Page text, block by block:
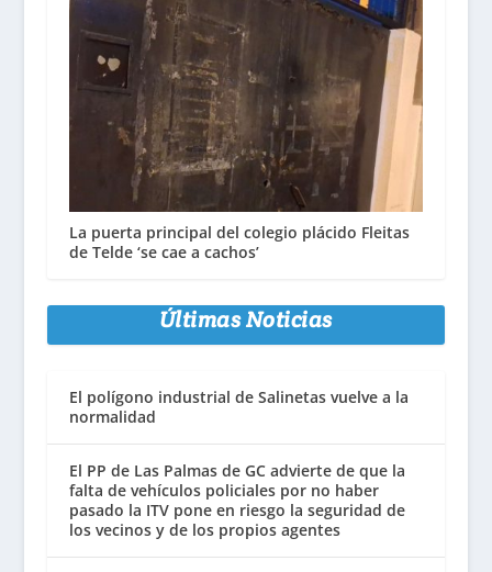
La puerta principal del colegio plácido Fleitas
de Telde ‘se cae a cachos’
Últimas Noticias
El polígono industrial de Salinetas vuelve a la
normalidad
El PP de Las Palmas de GC advierte de que la
falta de vehículos policiales por no haber
pasado la ITV pone en riesgo la seguridad de
los vecinos y de los propios agentes